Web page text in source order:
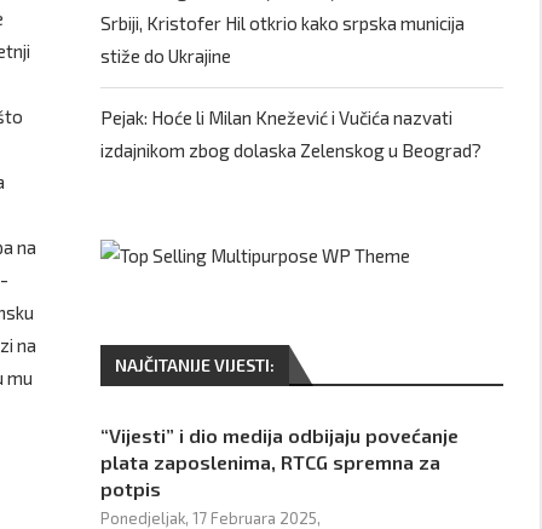
na
na
mu
Srbiji, Kristofer Hil otkrio kako srpska municija
stiže do Ukrajine
Pejak: Hoće li Milan Knežević i Vučića nazvati
izdajnikom zbog dolaska Zelenskog u Beograd?
NAJČITANIJE VIJESTI:
“Vijesti” i dio medija odbijaju povećanje
plata zaposlenima, RTCG spremna za
potpis
Ponedjeljak, 17 Februara 2025,